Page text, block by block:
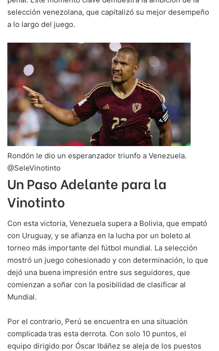
selección venezolana, que capitalizó su mejor desempeño
a lo largo del juego.
Rondón le dio un esperanzador triunfo a Venezuela.
@SeleVinotinto
Un Paso Adelante para la
Vinotinto
Con esta victoria, Venezuela supera a Bolivia, que empató
con Uruguay, y se afianza en la lucha por un boleto al
torneo más importante del fútbol mundial. La selección
mostró un juego cohesionado y con determinación, lo que
dejó una buena impresión entre sus seguidores, que
comienzan a soñar con la posibilidad de clasificar al
Mundial.
Por el contrario, Perú se encuentra en una situación
complicada tras esta derrota. Con solo 10 puntos, el
equipo dirigido por Óscar Ibáñez se aleja de los puestos